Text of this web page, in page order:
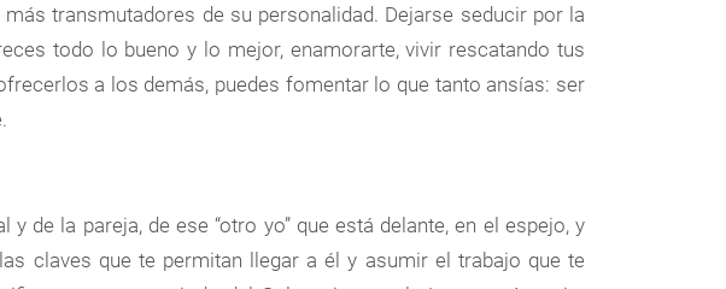
transmutadores de su personalidad. Dejarse seducir por la
todo lo bueno y lo mejor, enamorarte, vivir rescatando tus
a los demás, puedes fomentar lo que tanto ansías: ser
y de la pareja, de ese “otro yo” que está delante, en el espejo, y
claves que te permitan llegar a él y asumir el trabajo que te